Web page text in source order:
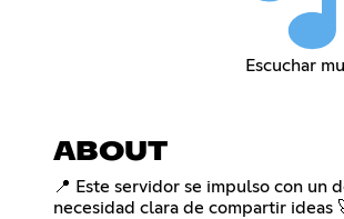
Escuchar
ABOUT
📍 Este servidor se impulso con un
necesidad clara de compartir ideas